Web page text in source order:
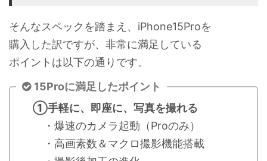
そんなスペックを踏まえ、iPhone15Proを
購入した訳ですが、非常に満足している
ポイントは以下の通りです。
15Proに満足したポイント
①手軽に、即座に、写真を撮れる
・爆速のカメラ起動（Proのみ）
・高画素数＆マクロ撮影機能搭載